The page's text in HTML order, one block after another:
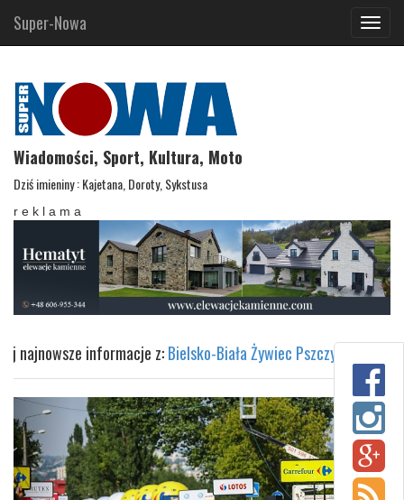
Super-Nowa
Wiadomości, Sport, Kultura, Moto
Dziś imieniny : Kajetana, Doroty, Sykstusa
r e k l a m a
z:Bielsko-BiałaŻywiecPszczynaSprawdź pogodę w